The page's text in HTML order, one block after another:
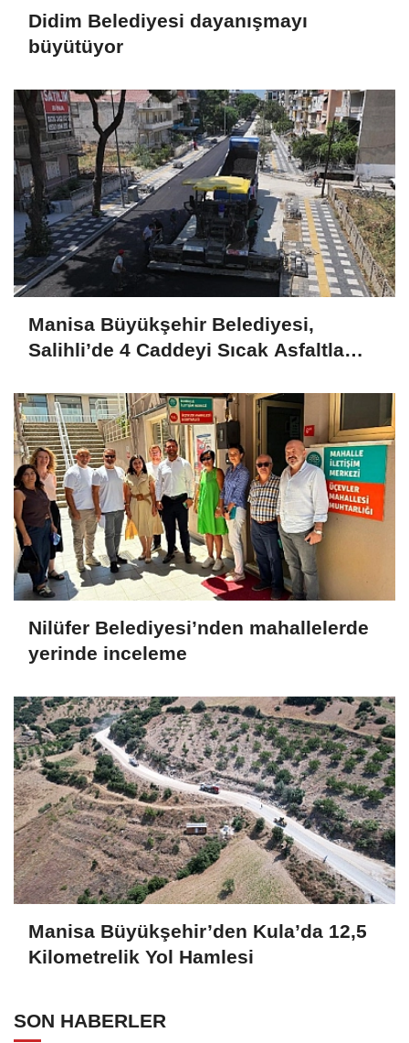
Didim Belediyesi dayanışmayı
büyütüyor
Manisa Büyükşehir Belediyesi,
Salihli’de 4 Caddeyi Sıcak Asfaltla
Nilüfer Belediyesi’nden mahallelerde
yerinde inceleme
Manisa Büyükşehir’den Kula’da 12,5
Kilometrelik Yol Hamlesi
SON HABERLER